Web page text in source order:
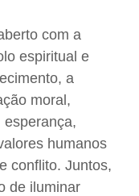
com a
espiritual e
a
moral,
esperança,
humanos
conflito. Juntos,
de iluminar